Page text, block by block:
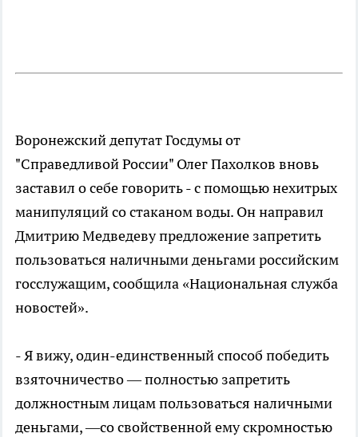
Воронежский депутат Госдумы от
"Справедливой России" Олег Пахолков вновь
заставил о себе говорить - с помощью нехитрых
манипуляций со стаканом воды. Он направил
Дмитрию Медведеву предложение запретить
пользоваться наличными деньгами российским
госслужащим, сообщила «Национальная служба
новостей».
- Я вижу, один-единственный способ победить
взяточничество — полностью запретить
должностным лицам пользоваться наличными
деньгами, —со свойственной ему скромностью